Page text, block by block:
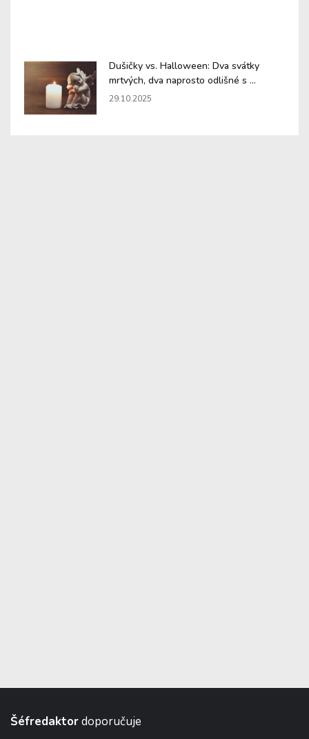
Dušičky vs. Halloween: Dva svátky
mrtvých, dva naprosto odlišné s ...
29.10.2025
Šéfredaktordoporučuje